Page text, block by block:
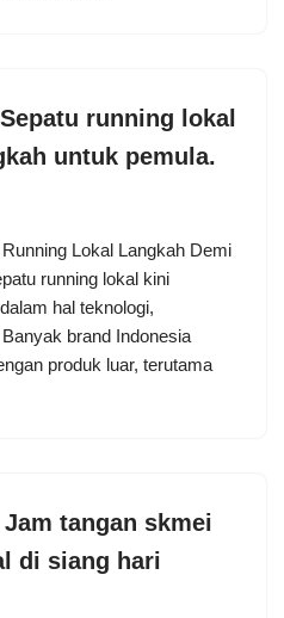
running lokal
untuk pemula.
Lokal Langkah Demi
running lokal kini
hal teknologi,
brand Indonesia
produk luar, terutama
tangan skmei
di siang hari